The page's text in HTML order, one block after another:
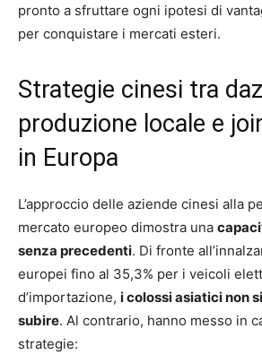
pronto a sfruttare ogni ipotesi di
per conquistare i mercati esteri.
Strategie cinesi tra
produzione locale e
in Europa
L’approccio delle aziende cinesi alla
mercato europeo dimostra una
senza precedenti. Di fronte
europei fino al 35,3% per i veicoli
d’importazione, i colossi asiatici non
subire. Al contrario, hanno messo in
strategie: